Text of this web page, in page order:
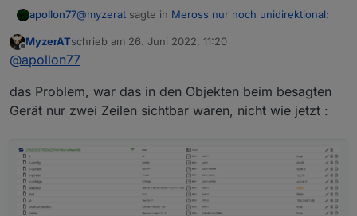
apollon77@myzerat sagte in Meross nur noch unidirektional:
Optionen verfügbar waren!
Wie meinst Du das? An sich sollte da ein State
angelegt worden sein bei dem Gerät
Offline
MyzerATschrieb am 26. Juni 2022, 11:20
zuletzt editiert von
@apollon77
das Problem, war das in den Objekten beim besagten
Gerät nur zwei Zeilen sichtbar waren, nicht wie jetzt :